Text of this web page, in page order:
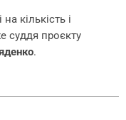
кількість і
суддя проєкту
.